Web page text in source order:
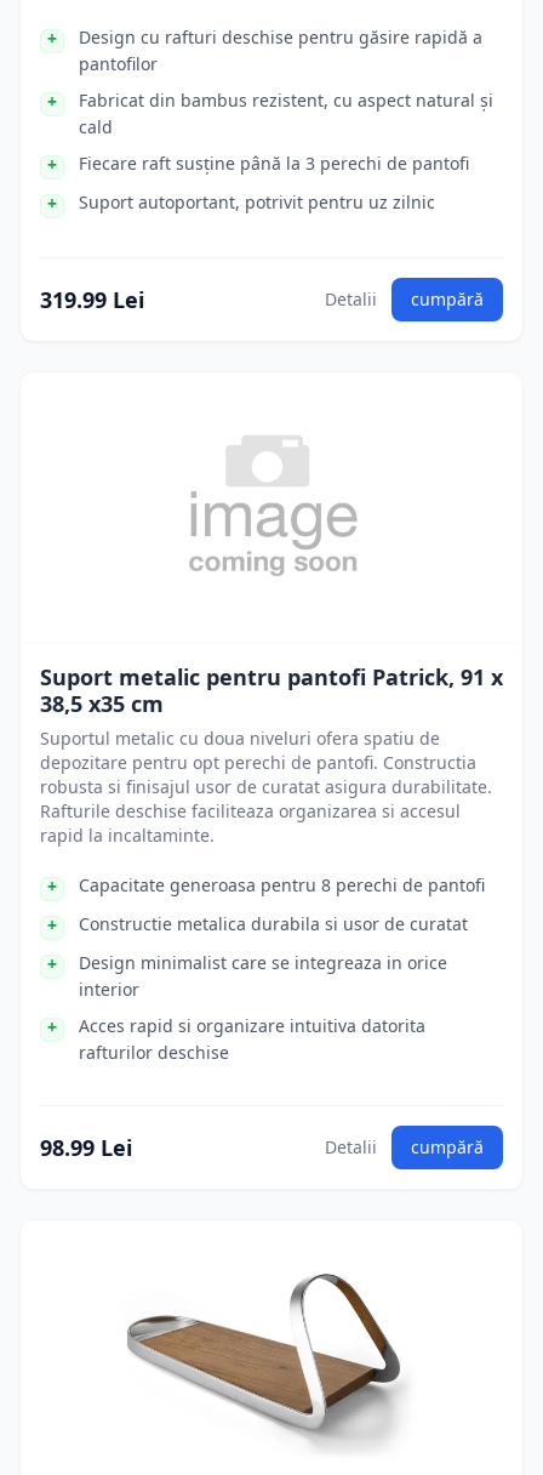
Design cu rafturi deschise pentru găsire rapidă a
pantofilor
Fabricat din bambus rezistent, cu aspect natural și
cald
Fiecare raft susține până la 3 perechi de pantofi
Suport autoportant, potrivit pentru uz zilnic
319.99 Lei Detalii cumpără
Suport metalic pentru pantofi Patrick, 91 x
38,5 x35 cm
Suportul metalic cu doua niveluri ofera spatiu de
depozitare pentru opt perechi de pantofi. Constructia
robusta si finisajul usor de curatat asigura durabilitate.
Rafturile deschise faciliteaza organizarea si accesul
rapid la incaltaminte.
Capacitate generoasa pentru 8 perechi de pantofi
Constructie metalica durabila si usor de curatat
Design minimalist care se integreaza in orice
interior
Acces rapid si organizare intuitiva datorita
rafturilor deschise
98.99 Lei Detalii cumpără